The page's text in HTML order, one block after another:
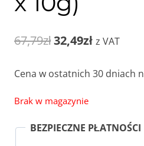
67,79złPierwotna
67,79zł.
32,49złAktualna
z VAT
Cena w ostatnich 30 dniach
Brak w magazynie
BEZPIECZNE PŁATNOŚCI